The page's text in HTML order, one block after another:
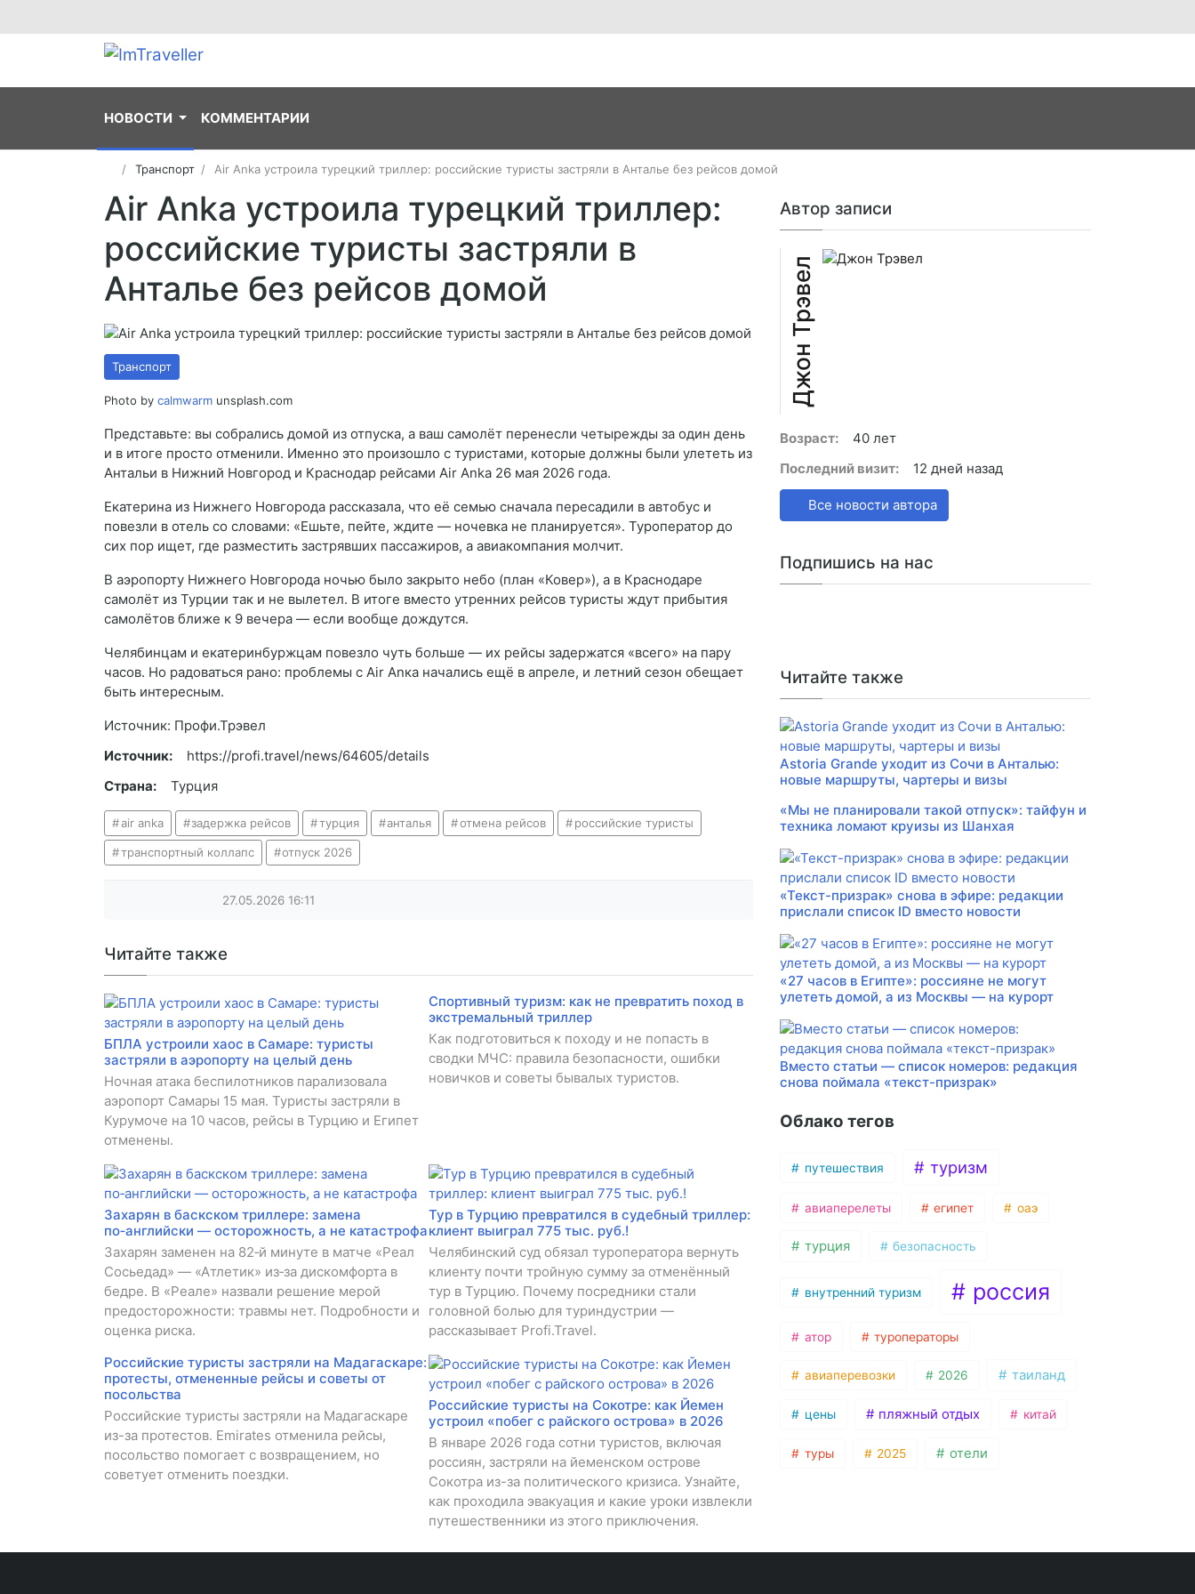
НОВОСТИ КОММЕНТАРИИ
Транспорт Air Anka устроила турецкий триллер: российские туристы застряли в Анталье без рейсов домой
Air Anka устроила турецкий триллер:
российские туристы застряли в
Анталье без рейсов домой
Транспорт
Photo by calmwarm unsplash.com
Представьте: вы собрались домой из отпуска, а ваш самолёт перенесли четырежды за один день
и в итоге просто отменили. Именно это произошло с туристами, которые должны были улететь из
Антальи в Нижний Новгород и Краснодар рейсами Air Anka 26 мая 2026 года.
Екатерина из Нижнего Новгорода рассказала, что её семью сначала пересадили в автобус и
повезли в отель со словами: «Ешьте, пейте, ждите — ночевка не планируется». Туроператор до
сих пор ищет, где разместить застрявших пассажиров, а авиакомпания молчит.
В аэропорту Нижнего Новгорода ночью было закрыто небо (план «Ковер»), а в Краснодаре
самолёт из Турции так и не вылетел. В итоге вместо утренних рейсов туристы ждут прибытия
самолётов ближе к 9 вечера — если вообще дождутся.
Челябинцам и екатеринбуржцам повезло чуть больше — их рейсы задержатся «всего» на пару
часов. Но радоваться рано: проблемы с Air Anка начались ещё в апреле, и летний сезон обещает
быть интересным.
Источник: Профи.Трэвел
Источник:
https://profi.travel/news/64605/details
Страна:
Турция
air anka задержка рейсов турция анталья отмена рейсов российские туристы
транспортный коллапс отпуск 2026
27.05.2026 16:11
Читайте также
БПЛА устроили хаос в Самаре: туристы
застряли в аэропорту на целый день
Ночная атака беспилотников парализовала
аэропорт Самары 15 мая. Туристы застряли в
Курумоче на 10 часов, рейсы в Турцию и Египет
отменены.
Спортивный туризм: как не превратить поход в
экстремальный триллер
Как подготовиться к походу и не попасть в
сводки МЧС: правила безопасности, ошибки
новичков и советы бывалых туристов.
Захарян в баскском триллере: замена
по‑английски — осторожность, а не катастрофа
Захарян заменен на 82‑й минуте в матче «Реал
Сосьедад» — «Атлетик» из‑за дискомфорта в
бедре. В «Реале» назвали решение мерой
предосторожности: травмы нет. Подробности и
оценка риска.
Тур в Турцию превратился в судебный триллер:
клиент выиграл 775 тыс. руб.!
Челябинский суд обязал туроператора вернуть
клиенту почти тройную сумму за отменённый
тур в Турцию. Почему посредники стали
головной болью для туриндустрии —
рассказывает Profi.Travel.
Российские туристы застряли на Мадагаскаре:
протесты, отмененные рейсы и советы от
посольства
Российские туристы застряли на Мадагаскаре
из-за протестов. Emirates отменила рейсы,
посольство помогает с возвращением, но
советует отменить поездки.
Российские туристы на Сокотре: как Йемен
устроил «побег с райского острова» в 2026
В январе 2026 года сотни туристов, включая
россиян, застряли на йеменском острове
Сокотра из-за политического кризиса. Узнайте,
как проходила эвакуация и какие уроки извлекли
путешественники из этого приключения.
Автор записи
Джон Трэвел
Возраст:
40 лет
Последний визит:
12 дней назад
Все новости автора
Подпишись на нас
Читайте также
Astoria Grande уходит из Сочи в Анталью:
новые маршруты, чартеры и визы
«Мы не планировали такой отпуск»: тайфун и
техника ломают круизы из Шанхая
«Текст-призрак» снова в эфире: редакции
прислали список ID вместо новости
«27 часов в Египте»: россияне не могут
улететь домой, а из Москвы — на курорт
Вместо статьи — список номеров: редакция
снова поймала «текст-призрак»
Облако тегов
путешествия туризм
авиаперелеты египет оаэ
турция безопасность
внутренний туризм россия
атор туроператоры
авиаперевозки 2026 таиланд
цены пляжный отдых китай
туры 2025 отели